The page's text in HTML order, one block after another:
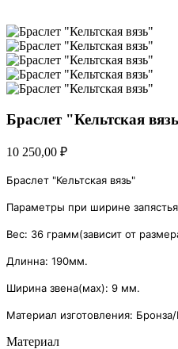
Браслет "Кельтская
10 250,00 ₽
Браслет "Кельтская вязь"
Параметры при ширине
Вес: 36 грамм(зависит от
Длинна: 190мм.
Ширина звена(мах): 9 мм.
Материал изготовления:
Материал